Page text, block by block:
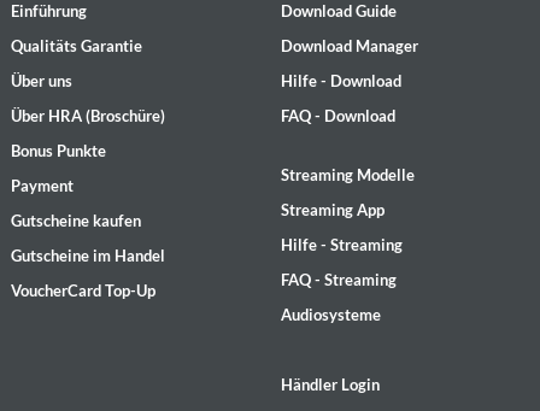
Einführung
Qualitäts Garantie
Über uns
Über HRA (Broschüre)
Bonus Punkte
Payment
Gutscheine kaufen
Gutscheine im Handel
VoucherCard Top-Up
Download Guide
Download Manager
Hilfe - Download
FAQ - Download
Streaming Modelle
Streaming App
Hilfe - Streaming
FAQ - Streaming
Audiosysteme
Händler Login